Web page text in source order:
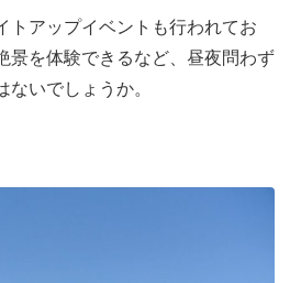
トアップイベントも行われてお
景を体験できるなど、昼夜問わず
いでしょうか。